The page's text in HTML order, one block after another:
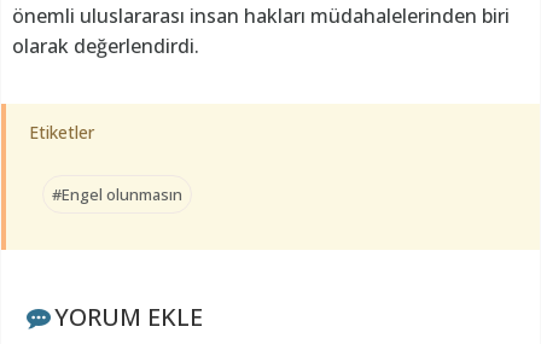
önemli uluslararası insan hakları müdahalelerinden biri
olarak değerlendirdi.
Etiketler
#Engel olunmasın
YORUM EKLE